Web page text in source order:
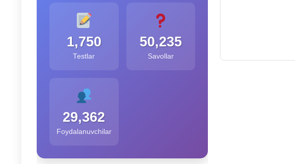
1,750
Testlar
50,235
Savollar
29,362
Foydalanuvchilar